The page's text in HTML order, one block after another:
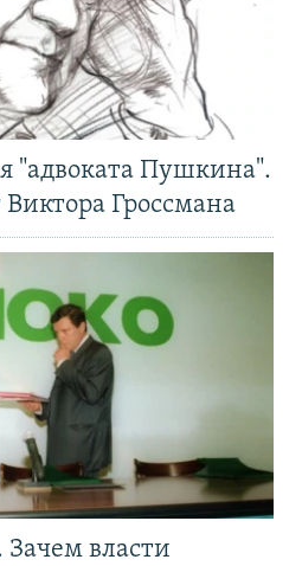
"адвоката Пушкина".
Гроссмана
власти